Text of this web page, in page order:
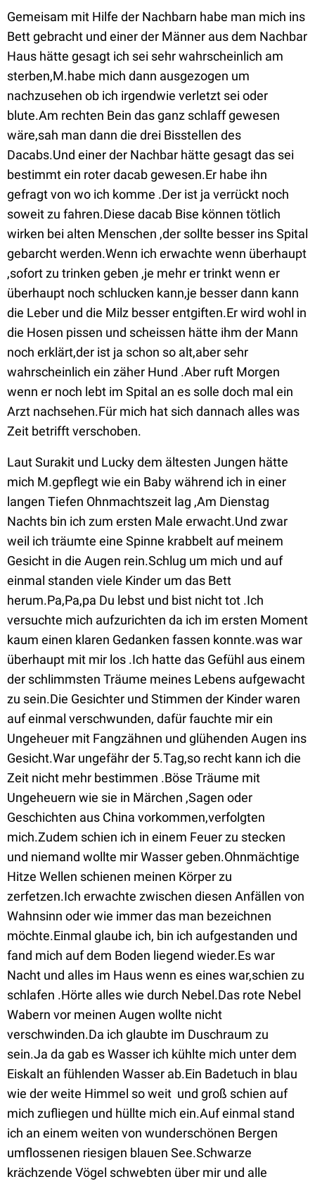
Gemeisam mit Hilfe der Nachbarn habe man mich ins
Bett gebracht und einer der Männer aus dem Nachbar
Haus hätte gesagt ich sei sehr wahrscheinlich am
sterben,M.habe mich dann ausgezogen um
nachzusehen ob ich irgendwie verletzt sei oder
blute.Am rechten Bein das ganz schlaff gewesen
wäre,sah man dann die drei Bisstellen des
Dacabs.Und einer der Nachbar hätte gesagt das sei
bestimmt ein roter dacab gewesen.Er habe ihn
gefragt von wo ich komme .Der ist ja verrückt noch
soweit zu fahren.Diese dacab Bise können tötlich
wirken bei alten Menschen ,der sollte besser ins Spital
gebarcht werden.Wenn ich erwachte wenn überhaupt
,sofort zu trinken geben ,je mehr er trinkt wenn er
überhaupt noch schlucken kann,je besser dann kann
die Leber und die Milz besser entgiften.Er wird wohl in
die Hosen pissen und scheissen hätte ihm der Mann
noch erklärt,der ist ja schon so alt,aber sehr
wahrscheinlich ein zäher Hund .Aber ruft Morgen
wenn er noch lebt im Spital an es solle doch mal ein
Arzt nachsehen.Für mich hat sich dannach alles was
Zeit betrifft verschoben.
Laut Surakit und Lucky dem ältesten Jungen hätte
mich M.gepflegt wie ein Baby während ich in einer
langen Tiefen Ohnmachtszeit lag ,Am Dienstag
Nachts bin ich zum ersten Male erwacht.Und zwar
weil ich träumte eine Spinne krabbelt auf meinem
Gesicht in die Augen rein.Schlug um mich und auf
einmal standen viele Kinder um das Bett
herum.Pa,Pa,pa Du lebst und bist nicht tot .Ich
versuchte mich aufzurichten da ich im ersten Moment
kaum einen klaren Gedanken fassen konnte.was war
überhaupt mit mir los .Ich hatte das Gefühl aus einem
der schlimmsten Träume meines Lebens aufgewacht
zu sein.Die Gesichter und Stimmen der Kinder waren
auf einmal verschwunden, dafür fauchte mir ein
Ungeheuer mit Fangzähnen und glühenden Augen ins
Gesicht.War ungefähr der 5.Tag,so recht kann ich die
Zeit nicht mehr bestimmen .Böse Träume mit
Ungeheuern wie sie in Märchen ,Sagen oder
Geschichten aus China vorkommen,verfolgten
mich.Zudem schien ich in einem Feuer zu stecken
und niemand wollte mir Wasser geben.Ohnmächtige
Hitze Wellen schienen meinen Körper zu
zerfetzen.Ich erwachte zwischen diesen Anfällen von
Wahnsinn oder wie immer das man bezeichnen
möchte.Einmal glaube ich, bin ich aufgestanden und
fand mich auf dem Boden liegend wieder.Es war
Nacht und alles im Haus wenn es eines war,schien zu
schlafen .Hörte alles wie durch Nebel.Das rote Nebel
Wabern vor meinen Augen wollte nicht
verschwinden.Da ich glaubte im Duschraum zu
sein.Ja da gab es Wasser ich kühlte mich unter dem
Eiskalt an fühlenden Wasser ab.Ein Badetuch in blau
wie der weite Himmel so weit und groß schien auf
mich zufliegen und hüllte mich ein.Auf einmal stand
ich an einem weiten von wunderschönen Bergen
umflossenen riesigen blauen See.Schwarze
krächzende Vögel schwebten über mir und alle